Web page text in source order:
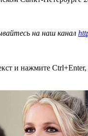
на наш канал
и нажмите